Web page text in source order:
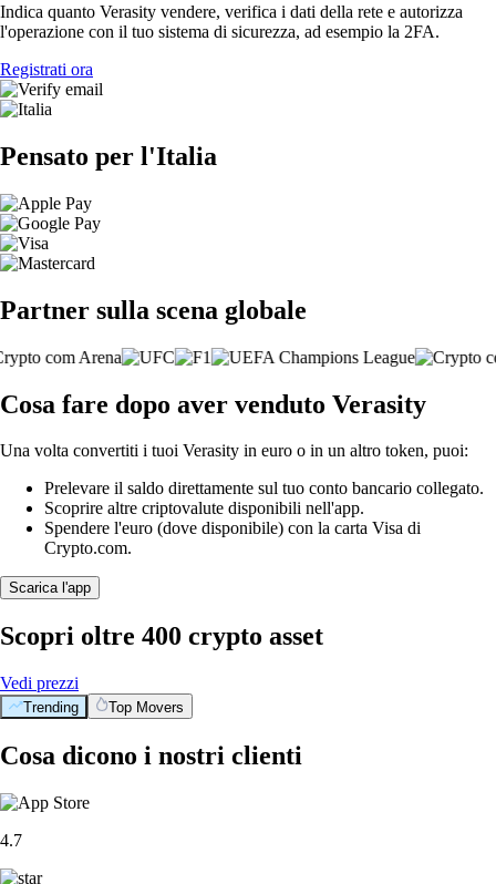
Indica quanto Verasity vendere, verifica i dati della rete e autorizza
l'operazione con il tuo sistema di sicurezza, ad esempio la 2FA.
Registrati ora
Pensato per l'Italia
Partner sulla scena globale
Cosa fare dopo aver venduto Verasity
Una volta convertiti i tuoi Verasity in euro o in un altro token, puoi:
Prelevare il saldo direttamente sul tuo conto bancario collegato.
Scoprire altre criptovalute disponibili nell'app.
Spendere l'euro (dove disponibile) con la carta Visa di
Crypto.com.
Scarica l'app
Scopri oltre 400 crypto asset
Vedi prezzi
Trending Top Movers
Cosa dicono i nostri clienti
4.7